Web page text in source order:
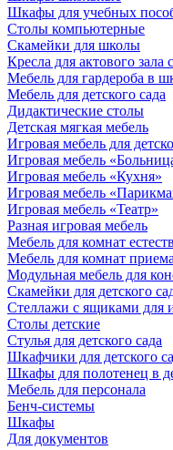
Шкафы для учебных
Столы компьютерные
Скамейки для школы
Кресла для актового зала
Мебель для гардероба в
Мебель для детского сада
Дидактические столы
Детская мягкая мебель
Игровая мебель для
Игровая мебель
Игровая мебель «Кухня»
Игровая мебель
Игровая мебель «Театр»
Разная игровая мебель
Мебель для комнат
Мебель для комнат
Модульная мебель для
Скамейки для детского
Стеллажи с ящиками для
Столы детские
Стулья для детского сада
Шкафчики для детского
Шкафы для полотенец в
Мебель для персонала
Бенч-системы
Шкафы
Для документов